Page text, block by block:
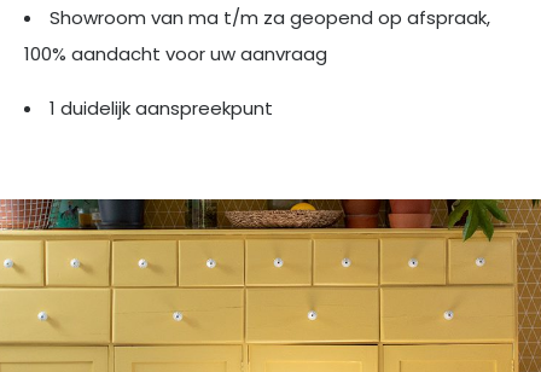
Showroom van ma t/m za geopend op afspraak,
100% aandacht voor uw aanvraag
1 duidelijk aanspreekpunt